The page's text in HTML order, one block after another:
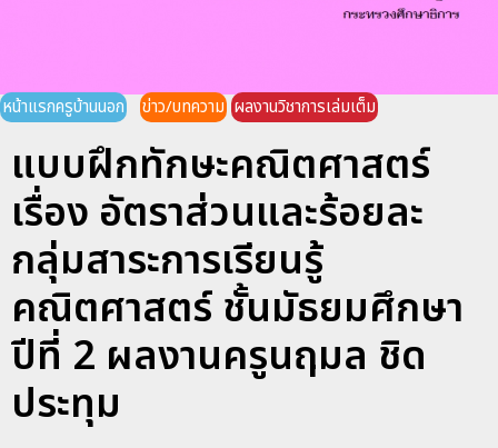
หน้าแรกครูบ้านนอก ข่าว/บทความ ผลงานวิชาการเล่มเต็ม
แบบฝึกทักษะคณิตศาสตร์
เรื่อง อัตราส่วนและร้อยละ
กลุ่มสาระการเรียนรู้
คณิตศาสตร์ ชั้นมัธยมศึกษา
ปีที่ 2 ผลงานครูนฤมล ชิด
ประทุม